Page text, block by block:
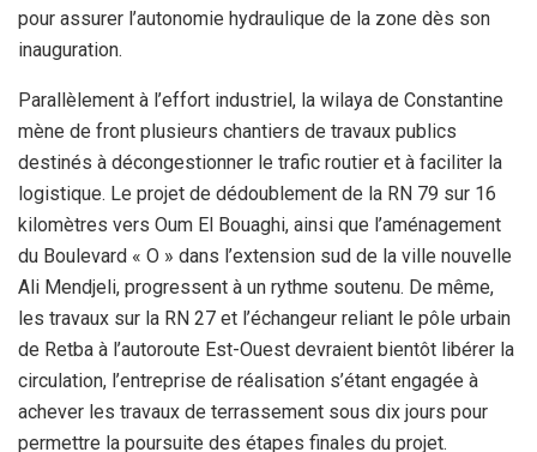
pour assurer l’autonomie hydraulique de la zone dès son
inauguration.
Parallèlement à l’effort industriel, la wilaya de Constantine
mène de front plusieurs chantiers de travaux publics
destinés à décongestionner le trafic routier et à faciliter la
logistique. Le projet de dédoublement de la RN 79 sur 16
kilomètres vers Oum El Bouaghi, ainsi que l’aménagement
du Boulevard « O » dans l’extension sud de la ville nouvelle
Ali Mendjeli, progressent à un rythme soutenu. De même,
les travaux sur la RN 27 et l’échangeur reliant le pôle urbain
de Retba à l’autoroute Est-Ouest devraient bientôt libérer la
circulation, l’entreprise de réalisation s’étant engagée à
achever les travaux de terrassement sous dix jours pour
permettre la poursuite des étapes finales du projet.